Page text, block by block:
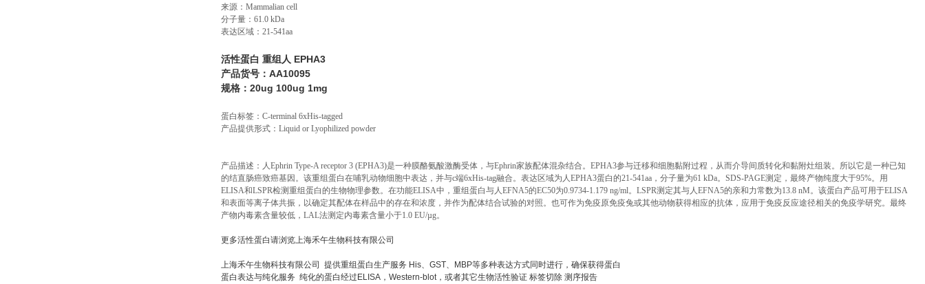
来源： Mammalian cell
分子量： 61.0 kDa
表达区域： 21-541aa
活性蛋白 重组人 EPHA3
产品货号：AA10095
规格：20ug 100ug 1mg
蛋白标签： C-terminal 6xHis-tagged
产品提供形式： Liquid or Lyophilized powder
产品描述：人Ephrin Type-A receptor 3 (EPHA3)是一种膜酪氨酸激酶受体，与Ephrin家族配体混杂结合。EPHA3参与迁移和细胞黏附过程，从而介导间质转化和黏附灶组装。所以它是一种已知
的结直肠癌致癌基因。该重组蛋白在哺乳动物细胞中表达，并与c端6xHis-tag融合。表达区域为人EPHA3蛋白的21-541aa，分子量为61 kDa。SDS-PAGE测定，最终产物纯度大于95%。用
ELISA和LSPR检测重组蛋白的生物物理参数。在功能ELISA中，重组蛋白与人EFNA5的EC50为0.9734-1.179 ng/ml。LSPR测定其与人EFNA5的亲和力常数为13.8 nM。该蛋白产品可用于ELISA
和表面等离子体共振，以确定其配体在样品中的存在和浓度，并作为配体结合试验的对照。也可作为免疫原免疫兔或其他动物获得相应的抗体，应用于免疫反应途径相关的免疫学研究。最终
产物内毒素含量较低，LAL法测定内毒素含量小于1.0 EU/µg。
更多活性蛋白请浏览上海禾午生物科技有限公司
上海禾午生物科技有限公司 提供重组蛋白生产服务 His、 GST、 MBP等多种表达方式同时进行，确保获得蛋白
蛋白表达与纯化服务 纯化的蛋白经过 ELISA ， Western-blot，或者其它生物活性验证 标签切除 测序报告